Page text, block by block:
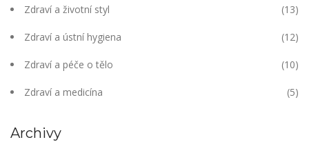
Zdraví a životní styl (13)
Zdraví a ústní hygiena (12)
Zdraví a péče o tělo (10)
Zdraví a medicína (5)
Archivy